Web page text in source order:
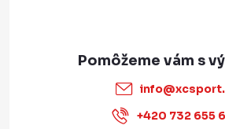
info@
+420 732 655